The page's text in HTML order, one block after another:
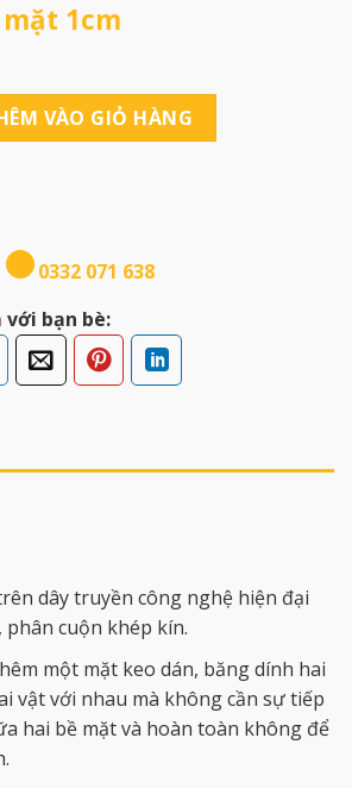
1cm
số lượng
VÀO GIỎ HÀNG
0332 071 638
với bạn bè:
dây truyền công nghệ hiện đại
cuộn khép kín.
một mặt keo dán, băng dính hai
vật với nhau mà không cần sự tiếp
hai bề mặt và hoàn toàn không để